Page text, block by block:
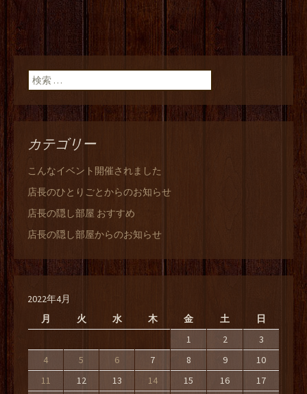
検索:
カテゴリー
こんなイベント開催されました
店長のひとりごとからのお知らせ
店長の隠し部屋 おすすめ
店長の隠し部屋からのお知らせ
2022年4月
月
火 水 木 金 土 日
1 2
3
4
5 6 7 8 9
10
11
12 13 14 15 16
17